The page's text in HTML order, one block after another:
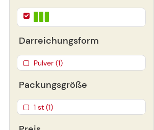
Darreichungsform
Pulver (1)
Packungsgröße
1 st (1)